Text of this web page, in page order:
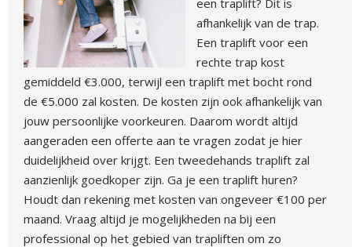
een traplift? Dit is
afhankelijk van de trap.
Een traplift voor een
rechte trap kost
gemiddeld €3.000, terwijl een traplift met bocht rond
de €5.000 zal kosten. De kosten zijn ook afhankelijk van
jouw persoonlijke voorkeuren. Daarom wordt altijd
aangeraden een offerte aan te vragen zodat je hier
duidelijkheid over krijgt. Een tweedehands traplift zal
aanzienlijk goedkoper zijn. Ga je een traplift huren?
Houdt dan rekening met kosten van ongeveer €100 per
maand. Vraag altijd je mogelijkheden na bij een
professional op het gebied van trapliften om zo